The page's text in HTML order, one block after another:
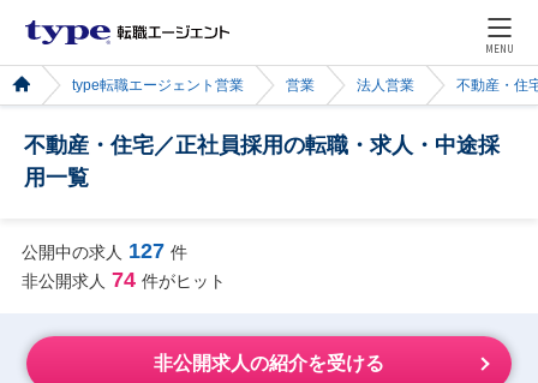
MENU
type転職エージェント営業 営業 法人営業 不動産・住
不動産・住宅／正社員採用の転職・求人・中途採
用一覧
公開中の求人 127 件
非公開求人 74 件がヒット
非公開求人の紹介を受ける